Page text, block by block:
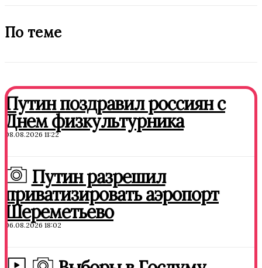
По теме
Путин поздравил россиян с
Днем физкультурника
08.08.2026 11:22
Путин разрешил
приватизировать аэропорт
Шереметьево
06.08.2026 18:02